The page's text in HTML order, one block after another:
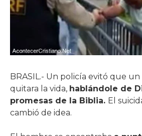
BRASIL.- Un policía evitó que
quitara la vida, hablándole de
promesas de la Biblia. El
cambió de idea.